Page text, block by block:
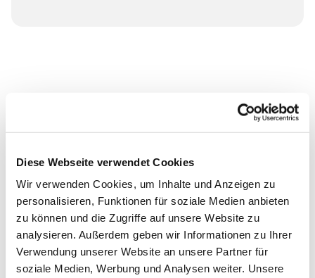
Diese Webseite verwendet Cookies
Wir verwenden Cookies, um Inhalte und Anzeigen zu
personalisieren, Funktionen für soziale Medien anbieten
zu können und die Zugriffe auf unsere Website zu
analysieren. Außerdem geben wir Informationen zu Ihrer
Verwendung unserer Website an unsere Partner für
soziale Medien, Werbung und Analysen weiter. Unsere